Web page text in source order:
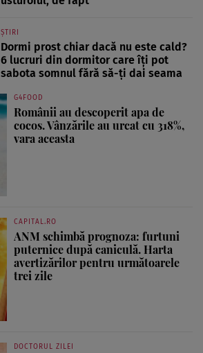
ȘTIRI
Dormi prost chiar dacă nu este cald?
6 lucruri din dormitor care îți pot
sabota somnul fără să-ți dai seama
G4FOOD
Românii au descoperit apa de
cocos. Vânzările au urcat cu 318%,
vara aceasta
CAPITAL.RO
ANM schimbă prognoza: furtuni
puternice după caniculă. Harta
avertizărilor pentru următoarele
trei zile
DOCTORUL ZILEI